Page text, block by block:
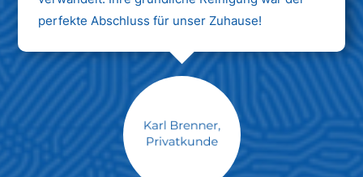
perfekte Abschluss für unser Zuhause!